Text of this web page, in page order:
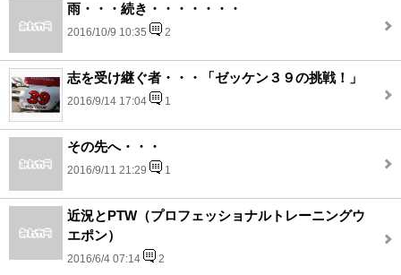
雨・・・続き・・・・・・・
2016/10/9 10:35 2
志を受け継ぐ者・・・「ゼッケン３９の挑戦！」
2016/9/14 17:04 1
その先へ・・・
2016/9/11 21:29 1
近況とPTW（プロフェッショナルトレーニングウ
エポン）
2016/6/4 07:14 2